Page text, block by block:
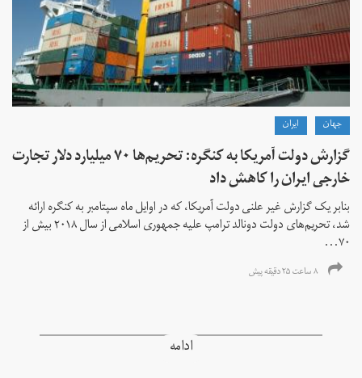
جهان ايران
گزارش دولت آمریکا به کنگره: تحریم‌ها ۷۰ میلیارد دلار تجارت
خارجی ایران را کاهش داد
بنابر یک گزارش غیر علنی دولت آمریکا، که در اوایل ماه سپتامبر به کنگره ارائه
شد، تحریم‌های دولت دونالد ترامپ علیه جمهوری اسلامی از سال ۲۰۱۸ بیش از
۷۰...
۸ ساعت ۲۵ دقیقه پیش
ادامه